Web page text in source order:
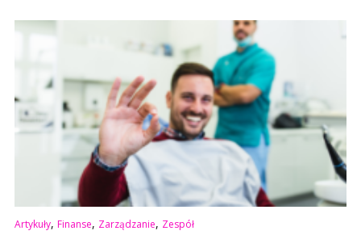
Artykuły, Finanse, Zarządzanie, Zespół